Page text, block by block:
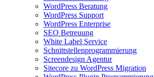
WordPress Beratung
WordPress Support
WordPress Enterprise
SEO Betreuung
White Label Service
Schnittstellenprogrammierung
Screendesign Agentur
Sitecore zu WordPress Migration